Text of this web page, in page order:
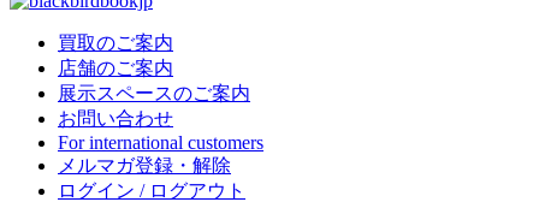
買取のご案内
店舗のご案内
展示スペースのご案内
お問い合わせ
For international customers
メルマガ登録・解除
ログイン / ログアウト